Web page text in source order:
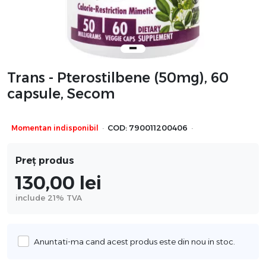
Trans - Pterostilbene (50mg), 60
capsule, Secom
Momentan indisponibil · COD: 790011200406 ·
Preț produs
130,00 lei
include 21% TVA
Anuntati-ma cand acest produs este din nou in stoc.